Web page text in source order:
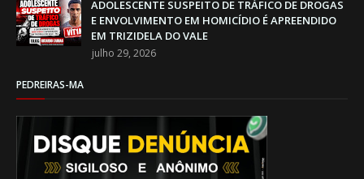
ADOLESCENTE SUSPEITO DE TRÁFICO DE DROGAS
E ENVOLVIMENTO EM HOMICÍDIO É APREENDIDO
EM TRIZIDELA DO VALE
julho 29, 2026
PEDREIRAS-MA